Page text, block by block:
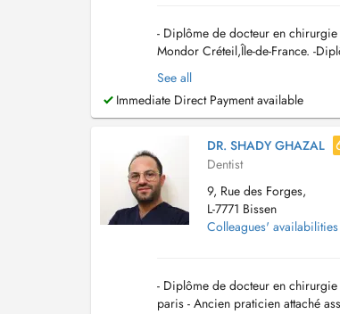
- Diplôme de docteur en
Mondor Créteil,Île-de-France. -
V Descartes). -Certificat d'étude
See all
Immediate Direct Payment available
DR. SHADY GHAZAL
Dentist
9, Rue des Forges,
L-7771 Bissen
Colleagues' availabilities
- Diplôme de docteur en
paris - Ancien praticien attaché